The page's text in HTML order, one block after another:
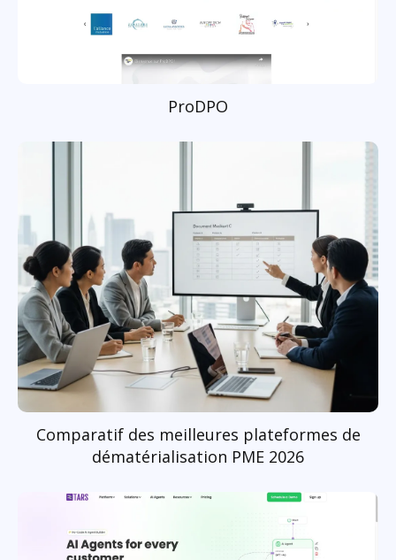
ProDPO
Comparatif des meilleures plateformes de
dématérialisation PME 2026